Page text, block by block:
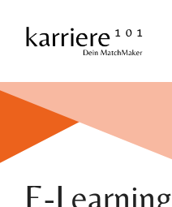
Inhalt
springen
E-Learning